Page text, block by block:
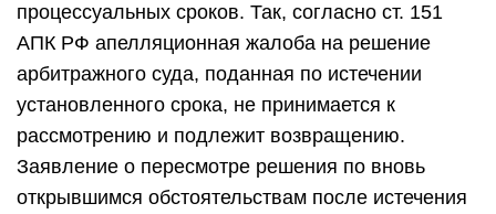
процессуальных сроков. Так, согласно ст. 151
АПК РФ апелляционная жалоба на решение
арбитражного суда, поданная по истечении
установленного срока, не принимается к
рассмотрению и подлежит возвращению.
Заявление о пересмотре решения по вновь
открывшимся обстоятельствам после истечения